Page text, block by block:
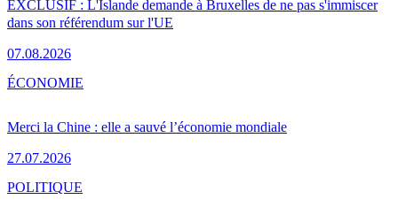
EXCLUSIF : L'Islande demande à Bruxelles de ne pas s'immiscer
dans son référendum sur l'UE
07.08.2026
Merci la Chine : elle a sauvé l’économie mondiale
27.07.2026
ÉCONOMIE
POLITIQUE